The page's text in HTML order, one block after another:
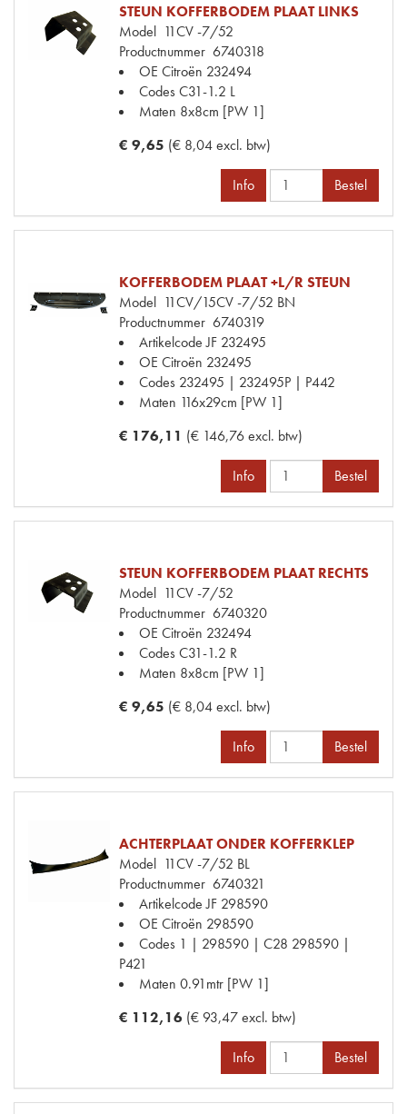
STEUN KOFFERBODEM PLAAT LINKS
Model 11CV -7/52
Productnummer 6740318
OE Citroën 232494
CodesC31-1.2 L
Maten 8x8cm [PW 1]
€ 9,65 (€ 8,04 excl. btw)
Info Bestel
KOFFERBODEM PLAAT +L/R STEUN
Model 11CV/15CV -7/52 BN
Productnummer 6740319
Artikelcode JF 232495
OE Citroën 232495
Codes 232495 | 232495P | P442
Maten 116x29cm [PW 1]
€ 176,11 (€ 146,76 excl. btw)
Info Bestel
STEUN KOFFERBODEM PLAAT RECHTS
Model 11CV -7/52
Productnummer 6740320
OE Citroën 232494
CodesC31-1.2 R
Maten 8x8cm [PW 1]
€ 9,65 (€ 8,04 excl. btw)
Info Bestel
ACHTERPLAAT ONDER KOFFERKLEP
Model 11CV -7/52 BL
Productnummer 6740321
Artikelcode JF 298590
OE Citroën 298590
Codes 1 | 298590 | C28 298590 |
P421
Maten 0.91mtr [PW 1]
€ 112,16 (€ 93,47 excl. btw)
Info Bestel